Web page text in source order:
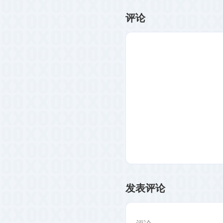
评论
发表评论